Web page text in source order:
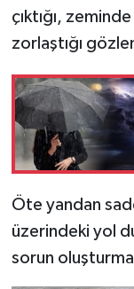
çıktığı,
zorlaştığı
Öte yandan
üzerindeki yol
sorun